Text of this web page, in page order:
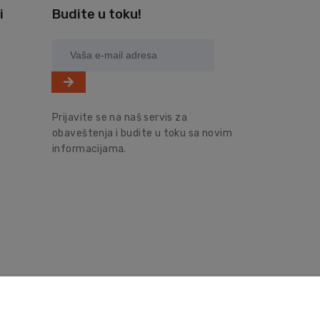
Budite u toku!
Prijavite se na naš servis za
obaveštenja i budite u toku sa novim
informacijama.